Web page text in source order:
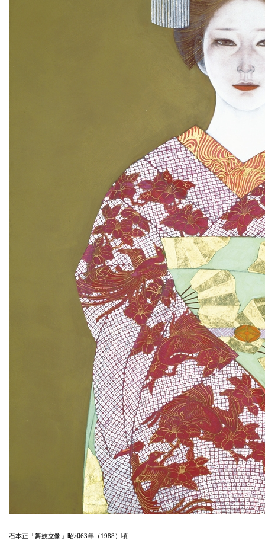
石本正「舞妓立像」昭和63年（1988）頃